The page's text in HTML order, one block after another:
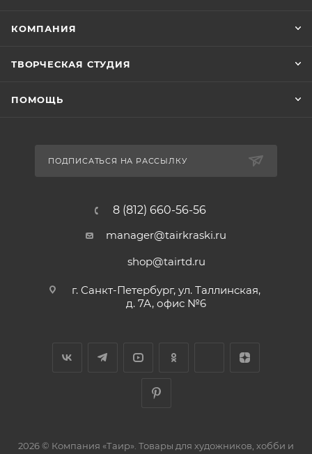
КОМПАНИЯ
ТВОРЧЕСКАЯ СТУДИЯ
ПОМОЩЬ
ПОДПИСАТЬСЯ НА РАССЫЛКУ
8 (812) 660-56-56
manager@tairkraski.ru
shop@tairtd.ru
г. Санкт-Петербург, ул. Таллинская,
д. 7А, офис №6
2026 © Компания «Таир». Товары для художников, хобби и